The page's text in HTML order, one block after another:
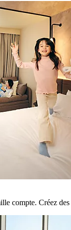
compte. Créez